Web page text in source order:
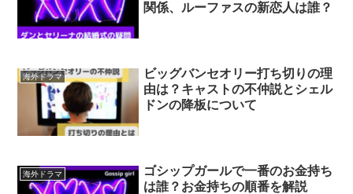
関係、ルーファスの新恋人は誰？
海外ドラマ
ビッグバンセオリー打ち切りの理
由は？キャストの不仲説とシェル
ドンの降板について
海外ドラマ
ゴシップガールで一番のお金持ち
は誰？お金持ちの順番を解説